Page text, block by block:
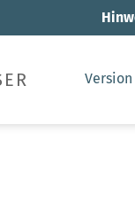
Version